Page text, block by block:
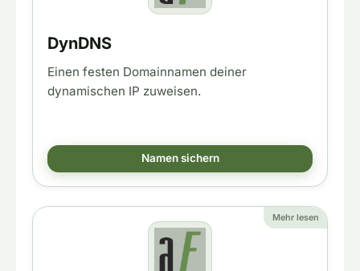
DynDNS
Einen festen Domainnamen deiner
dynamischen IP zuweisen.
Namen sichern
Mehr lesen